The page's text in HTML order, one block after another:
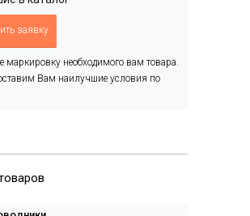
заявку
маркировку необходимого вам товара.
Вам наилучшие условия по